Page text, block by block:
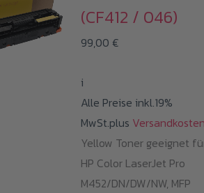
(CF412 / 046)
99,00 €
i
Alle Preise inkl.19%
MwSt.plus
Yellow Toner geeignet
HP Color LaserJet Pro
M452/DN/DW/NW, MFP